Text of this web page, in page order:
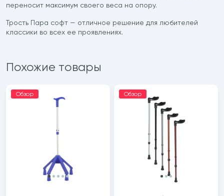
переносит максимум своего веса на опору.
Трость Пара софт — отличное решение для любителей
классики во всех ее проявлениях.
Похожие товары
Обзор Обзор